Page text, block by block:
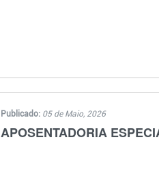
Publicado: 05 de Maio, 2026
APOSENTADORIA